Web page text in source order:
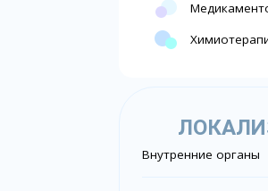
Внутренние органы